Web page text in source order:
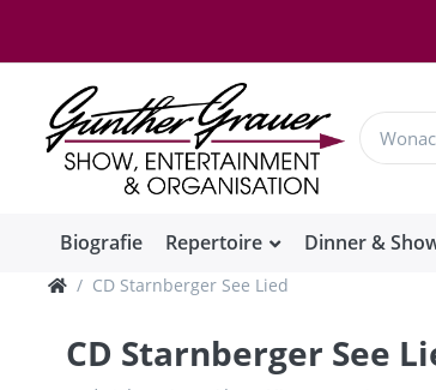
Biografie Repertoire Dinner &
CD Starnberger See Lied
CD Starnberger See